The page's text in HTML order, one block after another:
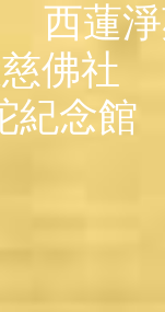
西蓮
佛社
紀念館